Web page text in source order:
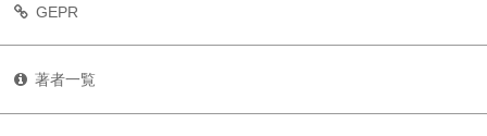
GEPR
著者一覧